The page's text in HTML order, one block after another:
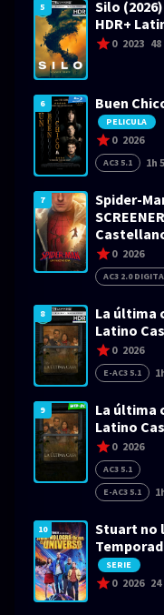
5
Silo
HDR+
0 2023
6 Buen
PELICULA
0 2026
AC3 5.1 1h
7
Spider-
0 2026
AC3 2.0
8
La última
Latino
0 2026
E-AC3 5.1
9
La última
Latino
0 2026
AC3 5.1
E-AC3 5.1
10
Stuart no
SERIE
0 2026